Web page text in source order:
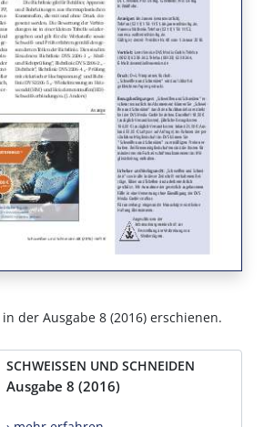
der Ausgabe 8 (2016) erschienen.
SCHWEISSEN UND SCHNEIDEN
Ausgabe 8 (2016)